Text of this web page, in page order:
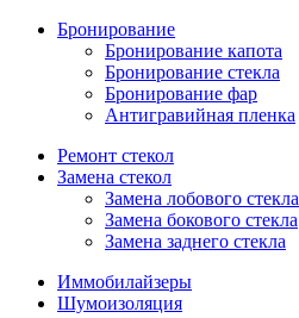
Бронирование
Бронирование капота
Бронирование стекла
Бронирование фар
Антигравийная пленка
Ремонт стекол
Замена стекол
Замена лобового стекла
Замена бокового стекла
Замена заднего стекла
Иммобилайзеры
Шумоизоляция